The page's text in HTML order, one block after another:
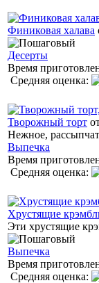
Финиковая халава
Десерты
Время
Средняя оценка:
Творожный торт
Нежное,
Выпечка
Время
Средняя оценка:
Хрустящие
Эти хрустящие
Выпечка
Время
Средняя оценка: